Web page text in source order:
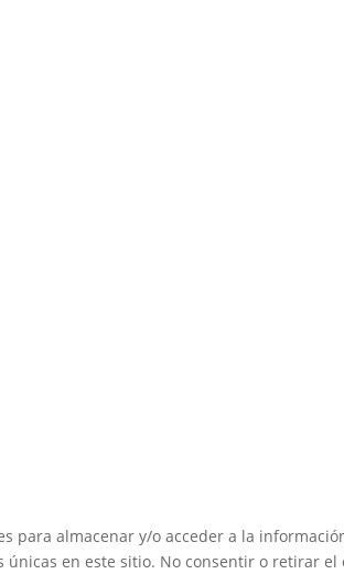
para almacenar y/o acceder a la
en este sitio. No consentir o retirar